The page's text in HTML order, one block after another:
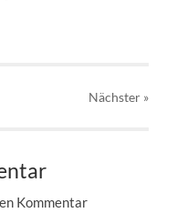
Nächster »
Kommentar